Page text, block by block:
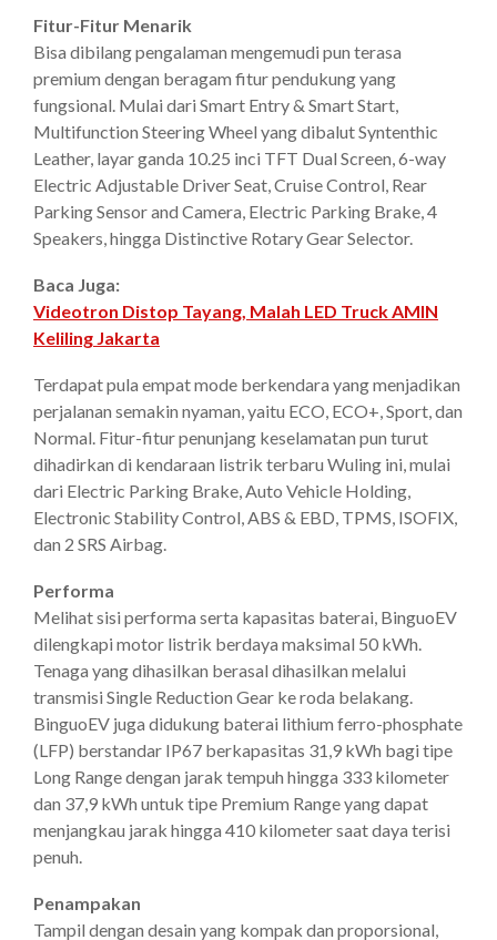
Fitur-Fitur Menarik
Bisa dibilang pengalaman mengemudi pun terasa
premium dengan beragam fitur pendukung yang
fungsional. Mulai dari Smart Entry & Smart Start,
Multifunction Steering Wheel yang dibalut Syntenthic
Leather, layar ganda 10.25 inci TFT Dual Screen, 6-way
Electric Adjustable Driver Seat, Cruise Control, Rear
Parking Sensor and Camera, Electric Parking Brake, 4
Speakers, hingga Distinctive Rotary Gear Selector.
Baca Juga:
Videotron Distop Tayang, Malah LED Truck AMIN
Keliling Jakarta
Terdapat pula empat mode berkendara yang menjadikan
perjalanan semakin nyaman, yaitu ECO, ECO+, Sport, dan
Normal. Fitur-fitur penunjang keselamatan pun turut
dihadirkan di kendaraan listrik terbaru Wuling ini, mulai
dari Electric Parking Brake, Auto Vehicle Holding,
Electronic Stability Control, ABS & EBD, TPMS, ISOFIX,
dan 2 SRS Airbag.
Performa
Melihat sisi performa serta kapasitas baterai, BinguoEV
dilengkapi motor listrik berdaya maksimal 50 kWh.
Tenaga yang dihasilkan berasal dihasilkan melalui
transmisi Single Reduction Gear ke roda belakang.
BinguoEV juga didukung baterai lithium ferro-phosphate
(LFP) berstandar IP67 berkapasitas 31,9 kWh bagi tipe
Long Range dengan jarak tempuh hingga 333 kilometer
dan 37,9 kWh untuk tipe Premium Range yang dapat
menjangkau jarak hingga 410 kilometer saat daya terisi
penuh.
Penampakan
Tampil dengan desain yang kompak dan proporsional,